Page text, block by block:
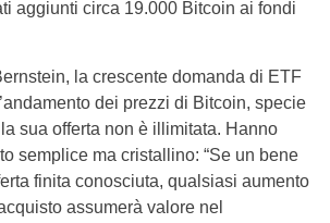
aggiunti circa 19.000 Bitcoin ai fondi
la crescente domanda di ETF
dei prezzi di Bitcoin, specie
sua offerta non è illimitata. Hanno
semplice ma cristallino: “Se un bene
finita conosciuta, qualsiasi aumento
assumerà valore nel